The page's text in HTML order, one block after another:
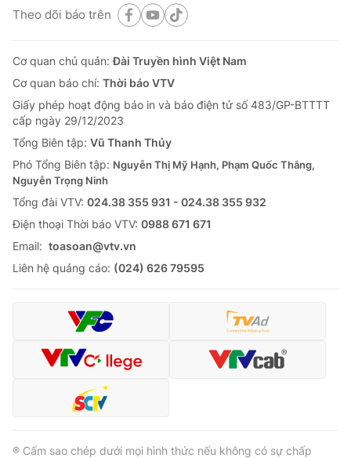
Theo dõi báo trên
Cơ quan chủ quản:Đài Truyền hình Việt Nam
Cơ quan báo chí: Thời báo VTV
Giấy phép hoạt động báo in và báo điện tử số 483/GP-BTTTT
cấp ngày 29/12/2023
Tổng Biên tập: Vũ Thanh Thủy
Phó Tổng Biên tập: Nguyễn Thị Mỹ Hạnh, Phạm Quốc Thắng,
Nguyễn Trọng Ninh
Tổng đài VTV: 024.38 355 931 - 024.38 355 932
Ðiện thoại Thời báo VTV: 0988 671 671
Email: toasoan@vtv.vn
Liên hệ quảng cáo: (024) 626 79595
® Cấm sao chép dưới mọi hình thức nếu không có sự chấp